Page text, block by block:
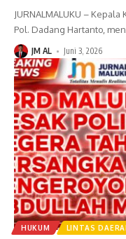
JURNALMALUKU –
Pol. Dadang Hartanto,
JM AL Juni 3, 2026
HUKUM LINTAS